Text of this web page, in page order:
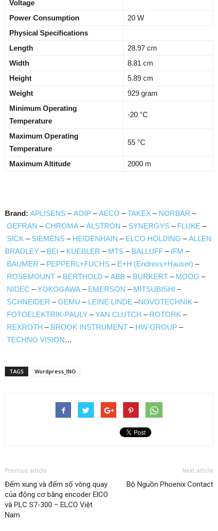
Voltage
Power Consumption
20 W
Physical Specifications
Length
28.97 cm
Width
8.81 cm
Height
5.89 cm
Weight
929 gram
Minimum Operating
Temperature
-20 °C
Maximum Operating
Temperature
55 °C
Maximum Altitude 2000 m
Brand: APLISENS –AOIP –AECO –TAKEX – NORBAR –
GEFRAN –CHROMA –ALSTRON – SYNERGYS – FLUKE –
SICK – SIEMENS – HEIDENHAIN – ELCO HOLDING –ALLEN
BRADLEY – BEI – KUEBLER – MTS – BALLUFF – IFM –
BAUMER – PEPPERL+FUCHS – E+H (Endress+Hauser) –
ROSEMOUNT – BERTHOLD –ABB – BURKERT – MOOG –
NIDEC –YOKOGAWA – EMERSON – MITSUBISHI –
SCHNEIDER –GEMU – LEINE LINDE –NOVOTECHNIK –
FOTOELEKTRIK-PAULY –YAN CLUTCH – ROTORK –
REXROTH – BROOK INSTRUMENT – HW-GROUP –
TECHNO VISION…
TAGS Wordpress_INO
Previous article
Đếm xung và đếm số vòng quay
của động cơ bằng encoder ElCO
và PLC S7-300 – ELCO Việt
Nam
Next article
Bộ Nguồn Phoenix Contact